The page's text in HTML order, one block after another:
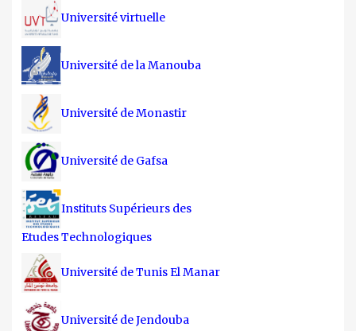
Université virtuelle
Université de la Manouba
Université de Monastir
Université de Gafsa
Instituts Supérieurs des
Etudes Technologiques
Université de Tunis El Manar
Université de Jendouba